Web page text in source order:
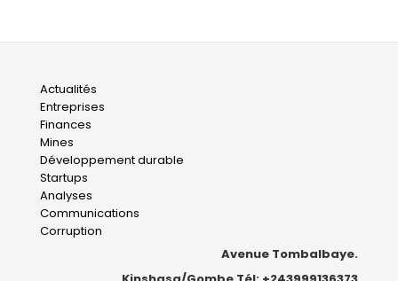
Main
navigation
Actualités
Entreprises
Finances
Mines
Développement durable
Startups
Analyses
Communications
Corruption
Avenue Tombalbaye.